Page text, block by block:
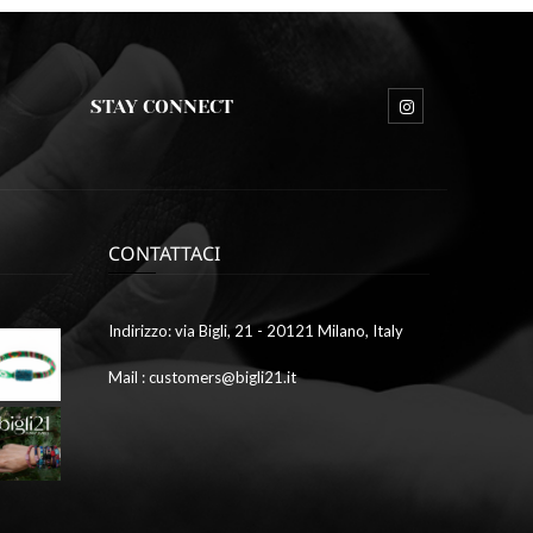
STAY CONNECT
9,
2023
galleria1
9,
2023
galleria7
CONTATTACI
Indirizzo: via Bigli, 21 - 20121 Milano, Italy
Mail : customers@bigli21.it